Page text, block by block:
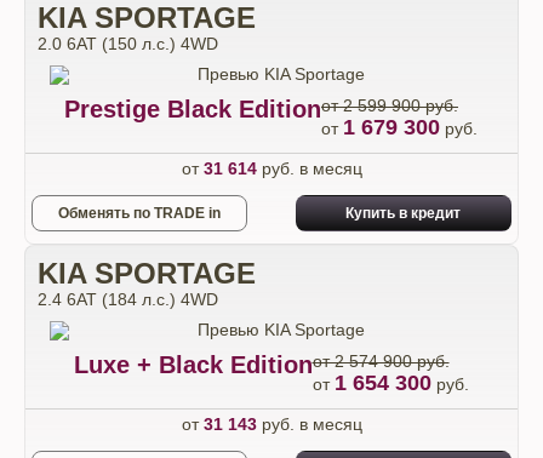
KIA SPORTAGE
2.0 6АТ (150 л.с.) 4WD
Prestige Black Editionот 2 599 900 руб.
от 1 679 300 руб.
от31 614руб. в месяц
Обменять по TRADE in Купить в кредит
KIA SPORTAGE
2.4 6АТ (184 л.с.) 4WD
Luxe + Black Editionот 2 574 900 руб.
от 1 654 300руб.
от31 143руб. в месяц